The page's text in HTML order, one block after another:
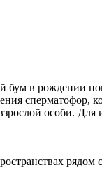
бум в рождении
сперматофор,
особи.
рядом